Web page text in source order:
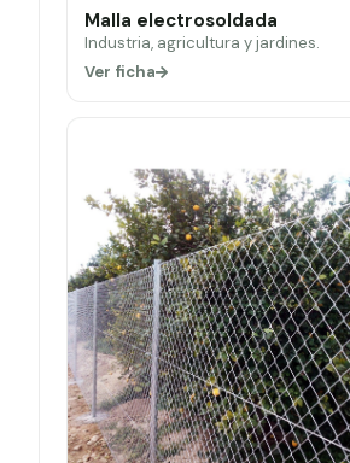
Malla electrosoldada
Industria, agricultura y jardines.
Ver ficha